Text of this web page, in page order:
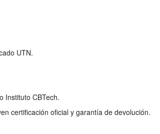
UTN.
Instituto CBTech.
certificación oficial y garantía de devolución.